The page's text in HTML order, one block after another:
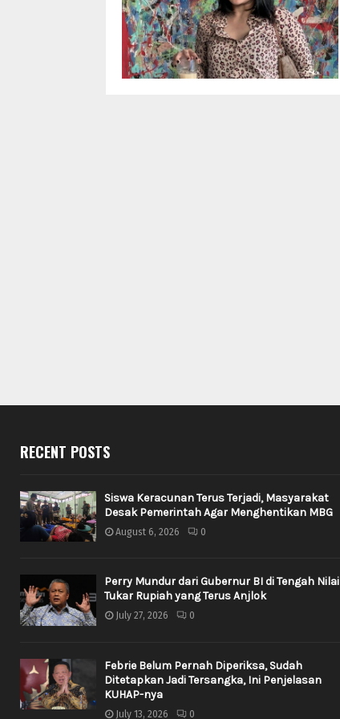
RECENT POSTS
Siswa Keracunan Terus Terjadi, Masyarakat
Desak Pemerintah Agar Menghentikan MBG
August 6, 2026 0
Perry Mundur dari Gubernur BI di Tengah Nilai
Tukar Rupiah yang Terus Anjlok
July 27, 2026 0
Febrie Belum Pernah Diperiksa, Sudah
Ditetapkan Jadi Tersangka, Ini Penjelasan
KUHAP-nya
July 13, 2026 0